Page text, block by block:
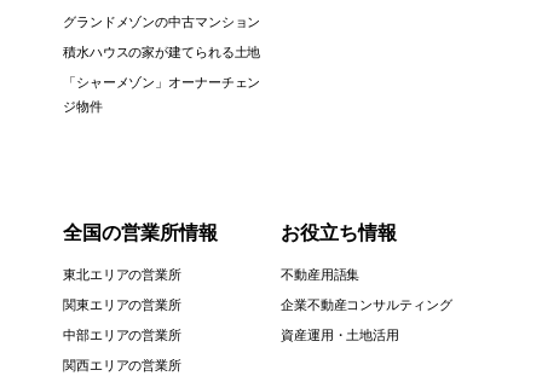
グランドメゾンの中古マンション
積水ハウスの家が建てられる土地
「シャーメゾン」オーナーチェン
ジ物件
全国の営業所情報
東北エリアの営業所
関東エリアの営業所
中部エリアの営業所
関西エリアの営業所
お役立ち情報
不動産用語集
企業不動産コンサルティング
資産運用・土地活用